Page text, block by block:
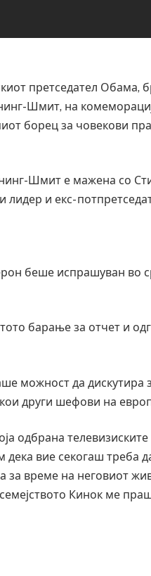
претседател Обама,
Шмит, на
борец за човекови
Шмит е мажена со
и екс-
беше испрашуван во
барање за отчет и
можност да дискутира
други шефови на
одбрана
дека вие секогаш треба
за време на неговиот
Кинок ме